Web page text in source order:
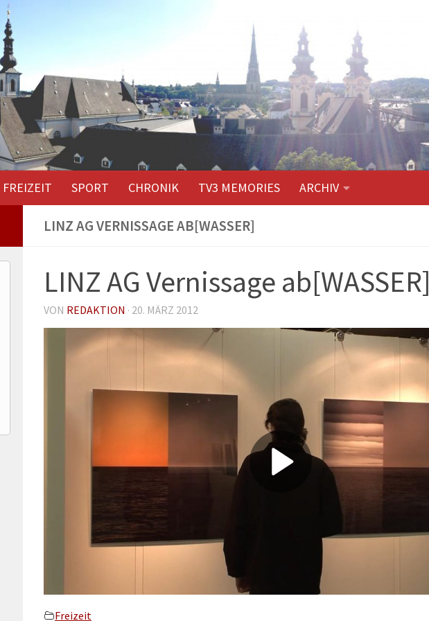
FREIZEIT SPORT CHRONIK TV3 MEMORIES ARCHIV
LINZ AG VERNISSAGE AB[WASSER]
LINZ AG Vernissage ab[WASSER]
VON REDAKTION · 20. MÄRZ 2012
Freizeit